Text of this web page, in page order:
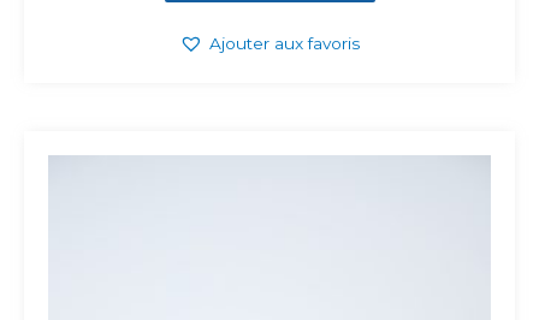
Ajouter aux favoris